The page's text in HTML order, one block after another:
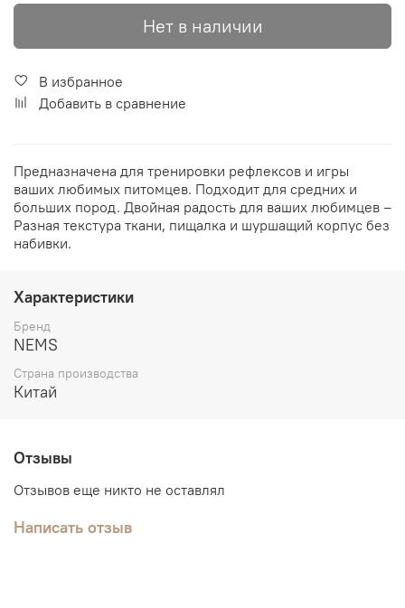
Нет в наличии
В избранное
Добавить в сравнение
Предназначена для тренировки рефлексов и игры
ваших любимых питомцев. Подходит для средних и
больших пород. Двойная радость для ваших любимцев –
Разная текстура ткани, пищалка и шуршащий корпус без
набивки.
Характеристики
Бренд
NEMS
Страна производства
Китай
Отзывы
Отзывов еще никто не оставлял
Написать отзыв